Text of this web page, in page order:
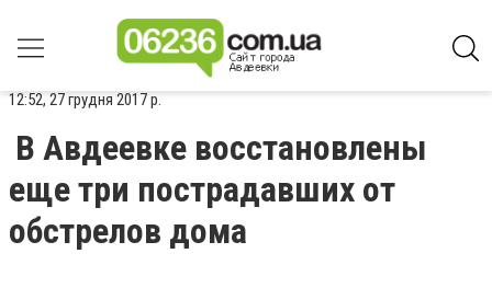
12:52, 27 грудня 2017 р.
В Авдеевке восстановлены
еще три пострадавших от
обстрелов дома